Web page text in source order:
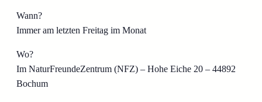
Wann?
Immer am letzten Freitag im Monat
Wo?
Im NaturFreundeZentrum (NFZ) – Hohe Eiche 20 – 44892
Bochum